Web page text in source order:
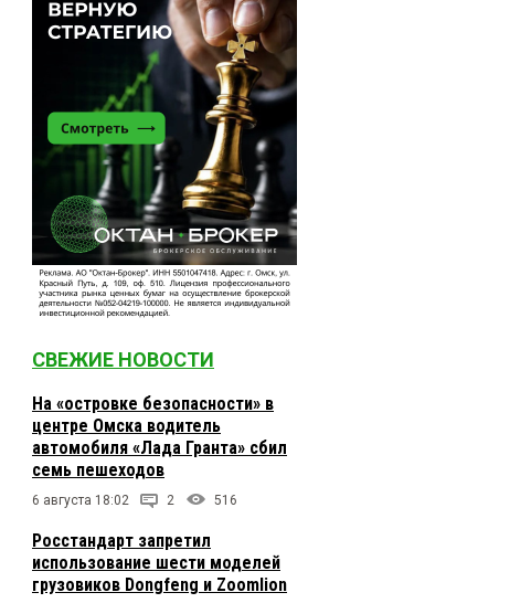
СВЕЖИЕ НОВОСТИ
На «островке безопасности» в
центре Омска водитель
автомобиля «Лада Гранта» сбил
семь пешеходов
6 августа 18:02 2 516
Росстандарт запретил
использование шести моделей
грузовиков Dongfeng и Zoomlion